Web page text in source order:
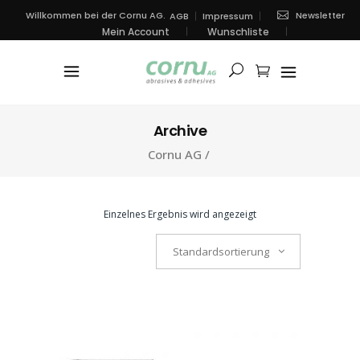
Willkommen bei der Cornu AG. AGB Impressum Newsletter
Mein Account Wunschliste
Archive
Cornu AG /
Einzelnes Ergebnis wird angezeigt
Standardsortierung